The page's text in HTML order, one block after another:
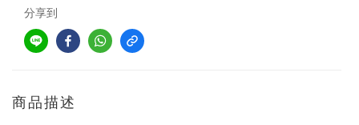
分享到
商品描述